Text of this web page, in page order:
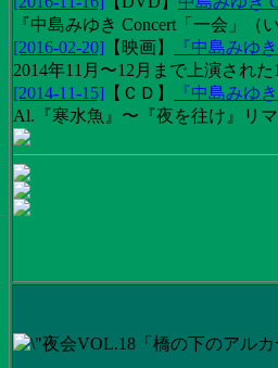
『中島みゆき Concert「一会」
[2016-02-20] 【 映画】
『中島みゆ
2014年11月〜12月まで上演され
[2014-11-15] 【 ＣＤ 】
『中島みゆ
Al.『寒水魚』〜『夜を往け』リ